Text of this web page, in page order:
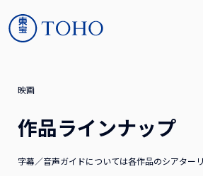
映画
作品ラインナップ
字幕／音声ガイドについては各作品のシアター